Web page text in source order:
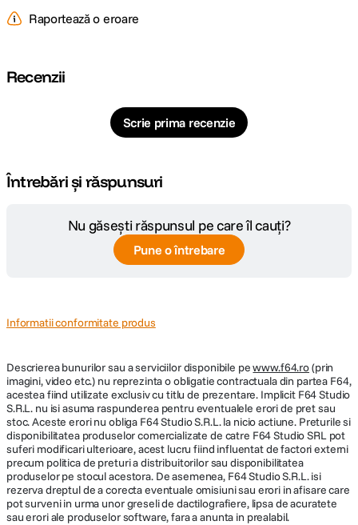
Raportează o eroare
Recenzii
Scrie prima recenzie
Întrebări și răspunsuri
Nu găsești răspunsul pe care îl cauți?
Pune o întrebare
Informatii conformitate produs
Descrierea bunurilor sau a serviciilor disponibile pewww.f64.ro(prin
imagini, video etc.) nu reprezinta o obligatie contractuala din partea F64,
acestea fiind utilizate exclusiv cu titlu de prezentare. Implicit F64 Studio
S.R.L. nu isi asuma raspunderea pentru eventualele erori de pret sau
stoc. Aceste erori nu obliga F64 Studio S.R.L. la nicio actiune. Preturile si
disponibilitatea produselor comercializate de catre F64 Studio SRL pot
suferi modificari ulterioare, acest lucru fiind influentat de factori externi
precum politica de preturi a distribuitorilor sau disponibilitatea
produselor pe stocul acestora. De asemenea, F64 Studio S.R.L. isi
rezerva dreptul de a corecta eventuale omisiuni sau erori in afisare care
pot surveni in urma unor greseli de dactilografiere, lipsa de acuratete
sau erori ale produselor software, fara a anunta in prealabil.